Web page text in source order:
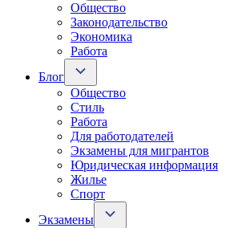
Общество
Законодательство
Экономика
Работа
Блог
Общество
Стиль
Работа
Для работодателей
Экзамены для мигрантов
Юридическая информация
Жилье
Спорт
Экзамены